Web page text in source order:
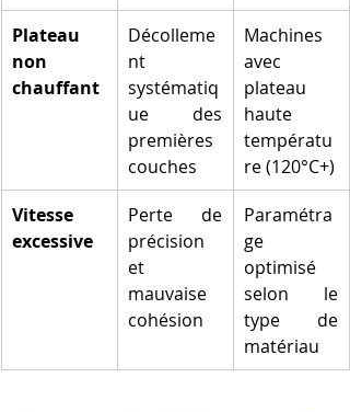
Plateau
non
chauffant
Décolleme
nt
systématiq
ue des
premières
couches
Machines
avec
plateau
haute
températu
re (120°C+)
Vitesse
excessive
Perte de
précision
et
mauvaise
cohésion
Paramétra
ge
optimisé
selon le
type de
matériau